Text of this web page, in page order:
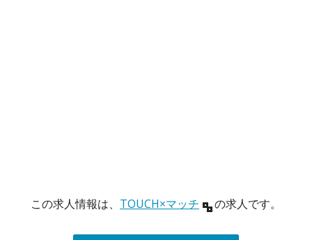
この求人情報は、 TOUCH×マッチ の求人です。